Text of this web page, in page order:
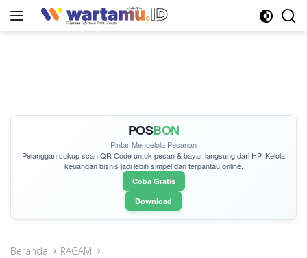
POSBON
Pintar Mengelola Pesanan
Pelanggan cukupscan QR Codeuntuk pesan & bayar langsung dari HP. Kelola
keuangan bisnis jadi lebih simpel dan terpantau online.
Coba Gratis
Download
Beranda RAGAM